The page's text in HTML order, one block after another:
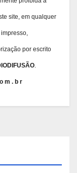
site, em qualquer
por escrito
.
m . b r